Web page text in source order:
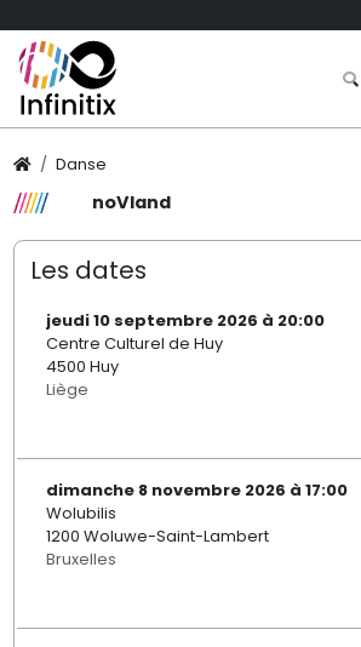
Danse
noVland
Les dates
jeudi 10 septembre 2026 à 20:00
Centre Culturel de Huy
4500 Huy
Liège
dimanche 8 novembre 2026 à 17:00
Wolubilis
1200 Woluwe-Saint-Lambert
Bruxelles